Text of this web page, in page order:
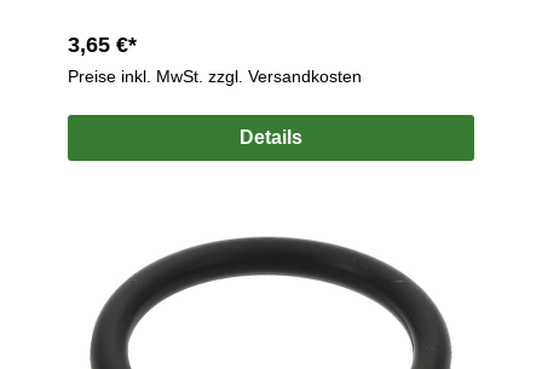
3,65 €*
Preise inkl. MwSt. zzgl. Versandkosten
Details